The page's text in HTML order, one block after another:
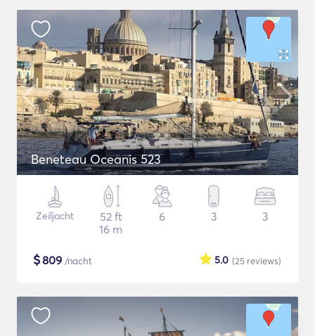
Beneteau Oceanis 523
Zeiljacht
52 ft
16 m
6 3 3
$809 /nacht (25 reviews)
5.0